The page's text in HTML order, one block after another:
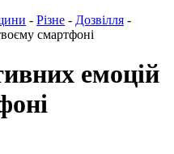
- Різне - Дозвілля -
смартфоні
емоцій